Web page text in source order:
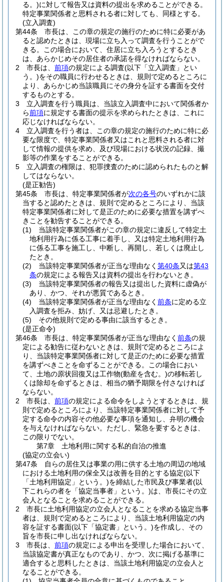
る。)に対して報告又は資料の提出を求めることができる。
特定事業関係者と思料される者に対しても、同様とする。
(立入調査)
第44条
市長は、この章の規定の施行のために特に必要があ
ると認めたときは、現場に立ち入って調査を行うことがで
きる。
この場合において、住居に立ち入ろうとするとき
は、あらかじめその居住者の承諾を得なければならない。
2
市長は、 前項の規定による調査(以下「立入調査」とい
う。)をその職員に行わせるときは、規則で定めるところに
より、あらかじめ当該職員にその身分を証する書面を交付
するものとする。
3
立入調査を行う職員は、当該立入調査中において関係者か
ら前項に規定する書面の提示を求められたときは、これに
応じなければならない。
4
立入調査を行う者は、この章の規定の施行のために特に必
要な限度で、特定事業関係者又はこれと思料される者に対
して情報の提供を求め、及び現場における状況の記録、撮
影等の作業をすることができる。
5
立入調査の権限は、犯罪捜査のために認められたものと解
してはならない。
(是正勧告)
第45条
市長は、特定事業関係者が次の各号のいずれかに該
当すると認めたときは、規則で定めるところにより、当該
特定事業関係者に対して是正のために必要な措置を講ずべ
きことを勧告することができる。
(1)
当該特定事業関係者がこの章の規定に違反して特定土
地利用行為に係る工事に着手し、又は特定土地利用行為
に係る工事を施工し、中断し、再開し、若しくは廃止し
たとき。
(2)
当該特定事業関係者が正当な理由なく 第40条又は第43
条の規定による報告又は資料の提出を行わないとき。
(3)
当該特定事業関係者の報告又は提出した資料に虚偽が
あり、かつ、それが悪質であるとき。
(4)
当該特定事業関係者が正当な理由なく 前条に定める立
入調査を拒み、妨げ、又は忌避したとき。
(5)
その他規則で定める事由に該当するとき。
(是正命令)
第46条
市長は、特定事業関係者が正当な理由なく 前条の規
定による勧告に従わないときは、規則で定めるところによ
り、当該特定事業関係者に対して是正のために必要な措置
を講ずべきことを命ずることができる。
この場合におい
て、土地の原状回復又は工作物(動産を含む。)の移転若し
くは除却を命ずるときは、相当の猶予期限を付さなければ
ならない。
2
市長は、 前項の規定による命令をしようとするときは、規
則で定めるところにより、当該特定事業関係者に対して予
定する命令の内容その他必要な事項を通知し、弁明の機会
を与えなければならない。 ただし、緊急を要するときは、
この限りでない。
第7章
土地利用に関する私的自治の推進
(協定の立会い)
第47条
自らの居住又は事業の用に供する土地の周辺の地域
における土地利用の保全又は改善を目的とする協定(以下
「土地利用協定」という。)を締結した市民及び事業者(以
下これらの者を「協定当事者」という。)は、市長にその立
会人となることを求めることができる。
2
市長に土地利用協定の立会人となることを求める協定当事
者は、規則で定めるところにより、当該土地利用協定の内
容を証する書面(以下「協定書」という。)を作成し、その
旨を市長に申し出なければならない。
3
市長は、 前項の規定による申出を受理した場合において、
当該協定書が真正なものであり、かつ、次に掲げる基準に
適合すると思料したときは、当該土地利用協定の立会人と
なることができる。